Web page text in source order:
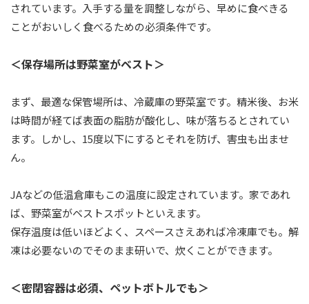
されています。入手する量を調整しながら、早めに食べきる
ことがおいしく食べるための必須条件です。
＜保存場所は野菜室がベスト＞
まず、最適な保管場所は、冷蔵庫の野菜室です。精米後、お米
は時間が経てば表面の脂肪が酸化し、味が落ちるとされてい
ます。しかし、15度以下にするとそれを防げ、害虫も出ませ
ん。
JAなどの低温倉庫もこの温度に設定されています。家であれ
ば、野菜室がベストスポットといえます。
保存温度は低いほどよく、スペースさえあれば冷凍庫でも。解
凍は必要ないのでそのまま研いで、炊くことができます。
＜密閉容器は必須、ペットボトルでも＞